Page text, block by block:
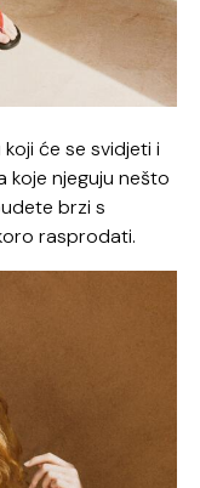
će se svidjeti i
koje njeguju nešto
brzi s
rasprodati.